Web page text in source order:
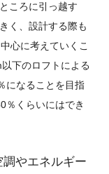
ころに引っ越す
く、設計する際も
心に考えていくこ
下のロフトによる
になることを目指
％くらいにはでき
やエネルギー